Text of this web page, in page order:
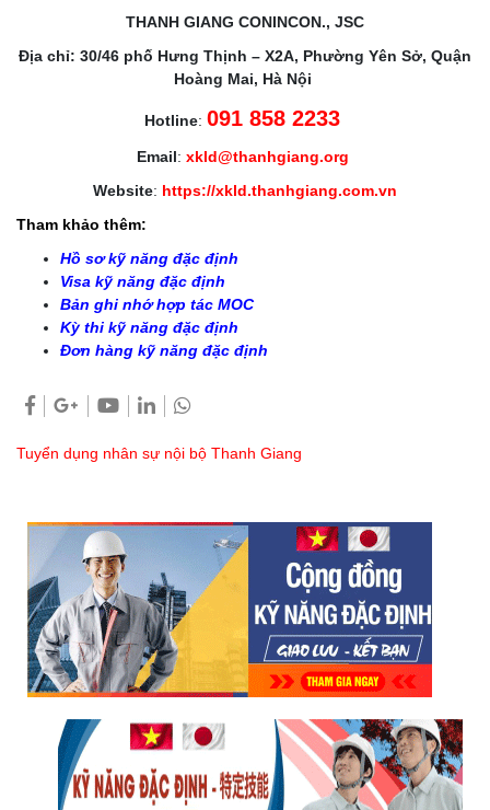
THANH GIANG CONINCON., JSC
Địa chỉ: 30/46 phố Hưng Thịnh – X2A, Phường Yên Sở, Quận
Hoàng Mai, Hà Nội
Hotline: 091 858 2233
Email: xkld@thanhgiang.org
Website: https://xkld.thanhgiang.com.vn
Tham khảo thêm:
Hồ sơ kỹ năng đặc định
Visa kỹ năng đặc định
Bản ghi nhớ hợp tác MOC
Kỳ thi kỹ năng đặc định
Đơn hàng kỹ năng đặc định
Tuyển dụng nhân sự nội bộ Thanh Giang